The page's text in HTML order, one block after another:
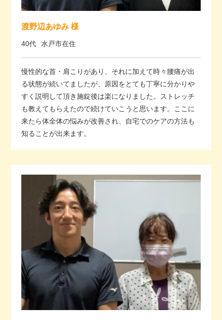
渡野辺あゆみ 様
40代 水戸市在住
慢性的な首・肩こりがあり、それに加えて時々腰痛が出
る状態が続いてましたが、原因をとても丁寧に分かりや
すく説明して頂き施錠後は楽になりました。ストレッチ
も教えてもらえたので続けていこうと思います。ここに
来たら体全体の悩みが改善され、自宅でのケアの方法も
知ることが出来ます。